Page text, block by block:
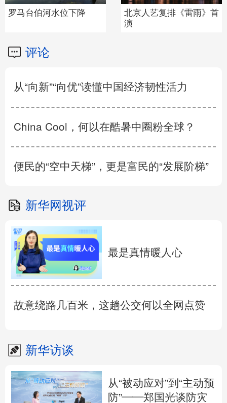
罗马台伯河水位下降
北京人艺复排《雷雨》首
演
评论
从“向新”“向优”读懂中国经济韧性活力
China Cool，何以在酷暑中圈粉全球？
便民的“空中天梯”，更是富民的“发展阶梯”
新华网视评
最是真情暖人心
故意绕路几百米，这趟公交何以全网点赞
新华访谈
从“被动应对”到“主动预
防”——郑国光谈防灾